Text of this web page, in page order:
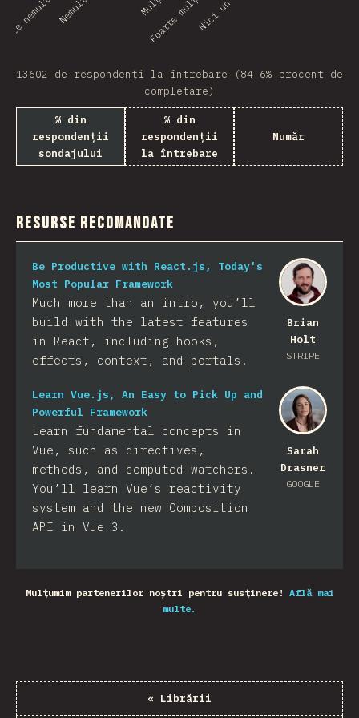
13602 de respondenți la întrebare (84.6% procent de
completare)
% din
respondenții
sondajului
% din
respondenții
la întrebare
Număr
Resurse recomandate
Brian
Holt
STRIPE
Be Productive with React.js, Today's
Most Popular Framework
Much more than an intro, you’ll
build with the latest features
in React, including hooks,
effects, context, and portals.
Sarah
Drasner
GOOGLE
Learn Vue.js, An Easy to Pick Up and
Powerful Framework
Learn fundamental concepts in
Vue, such as directives,
methods, and computed watchers.
You’ll learn Vue’s reactivity
system and the new Composition
API in Vue 3.
Mulțumim partenerilor noștri pentru susținere! Află mai
multe.
« Librării